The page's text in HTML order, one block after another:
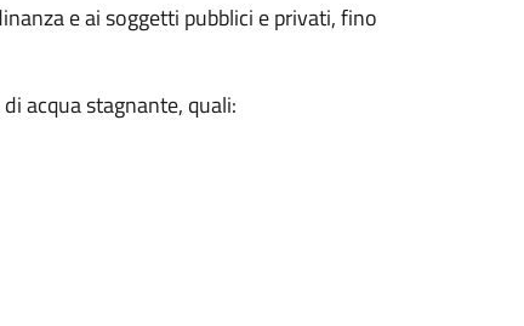
e ai soggetti pubblici e privati, fino
acqua stagnante, quali: